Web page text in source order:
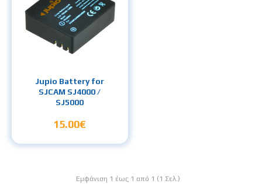
Jupio Battery for
SJCAM SJ4000 /
SJ5000
15.00€
Εμφάνιση 1 έως 1 από 1 (1 Σελ.)